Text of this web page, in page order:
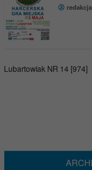
redakcja
Lubartowiak NR 14 [974]